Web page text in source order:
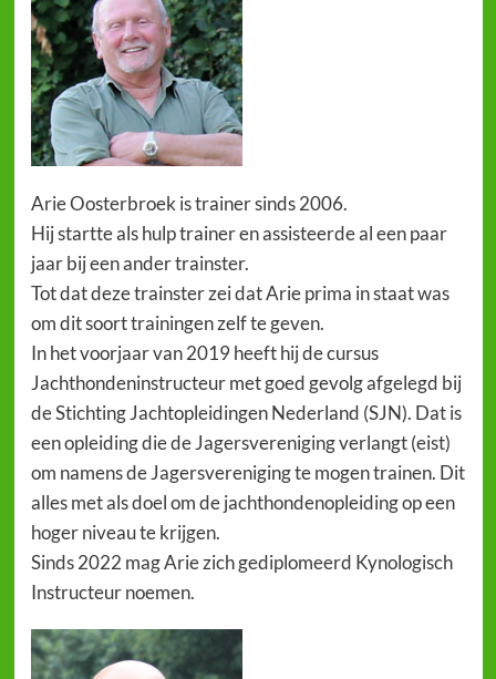
Arie Oosterbroek is trainer sinds 2006.
Hij startte als hulp trainer en assisteerde al een paar
jaar bij een ander trainster.
Tot dat deze trainster zei dat Arie prima in staat was
om dit soort trainingen zelf te geven.
In het voorjaar van 2019 heeft hij de cursus
Jachthondeninstructeur met goed gevolg afgelegd bij
de Stichting Jachtopleidingen Nederland (SJN). Dat is
een opleiding die de Jagersvereniging verlangt (eist)
om namens de Jagersvereniging te mogen trainen. Dit
alles met als doel om de jachthondenopleiding op een
hoger niveau te krijgen.
Sinds 2022 mag Arie zich gediplomeerd Kynologisch
Instructeur noemen.